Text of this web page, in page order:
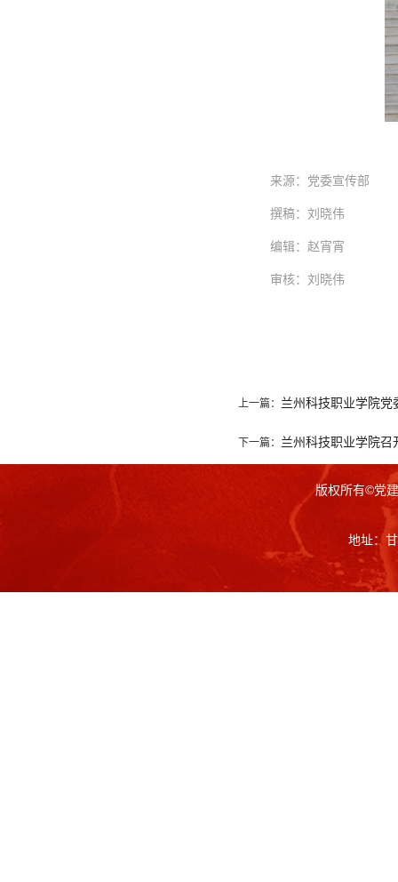
来源：党委宣传部
撰稿：刘晓伟
编辑：赵宵宵
审核：刘晓伟
上一篇： 兰州科技职业学院
下一篇： 兰州科技职业学院
版权所有©党
地址：